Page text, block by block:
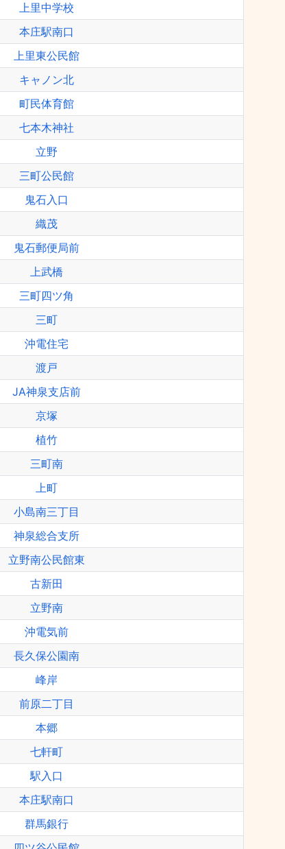
上里中学校
本庄駅南口
上里東公民館
キャノン北
町民体育館
七本木神社
立野
三町公民館
鬼石入口
織茂
鬼石郵便局前
上武橋
三町四ツ角
三町
沖電住宅
渡戸
JA神泉支店前
京塚
植竹
三町南
上町
小島南三丁目
神泉総合支所
立野南公民館東
古新田
立野南
沖電気前
長久保公園南
峰岸
前原二丁目
本郷
七軒町
駅入口
本庄駅南口
群馬銀行